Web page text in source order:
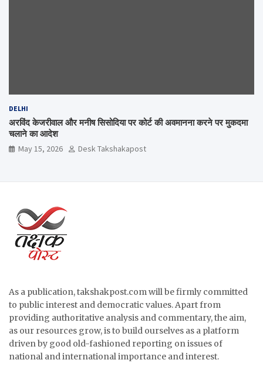
DELHI
अरविंद केजरीवाल और मनीष सिसोदिया पर कोर्ट की अवमानना करने पर मुकदमा
चलाने का आदेश
May 15, 2026 Desk Takshakapost
As a publication, takshakpost.com will be firmly committed
to public interest and democratic values. Apart from
providing authoritative analysis and commentary, the aim,
as our resources grow, is to build ourselves as a platform
driven by good old-fashioned reporting on issues of
national and international importance and interest.